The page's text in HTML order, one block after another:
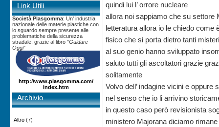
Link Utili
Società Plasgomma: Un' industria
nazionale delle materie plastiche con
lo sguardo sempre presente alle
problematiche della sicurezza
stradale, grazie al libro "Guidare
Oggi"
http://www.plasgomma.com/
index.htm
Archivio
Altro (7)
quindi lui l’ orrore nucleare
allora noi sappiamo che su settore
letteratura allora io le chiedo come
fisico che si porta dietro tanti
al suo genio hanno sviluppato
saluto tutti gli ascoltatori grazie
solitamente
Volvo dell’ indagine vicini e
nel senso che io li arrivino
in questo caso però revisionista
ministero Majorana diciamo